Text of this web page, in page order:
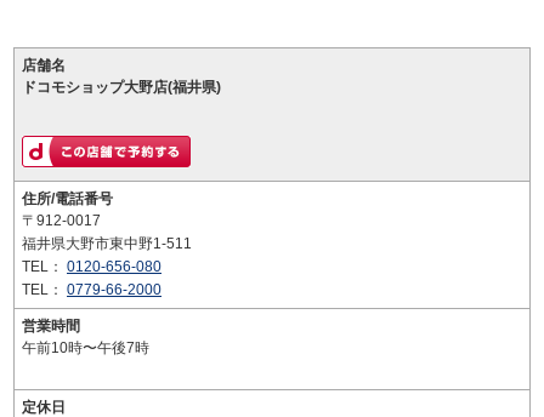
店舗名
ドコモショップ大野店(福井県)
住所/電話番号
〒912-0017
福井県大野市東中野1-511
TEL： 0120-656-080
TEL： 0779-66-2000
営業時間
午前10時〜午後7時
定休日